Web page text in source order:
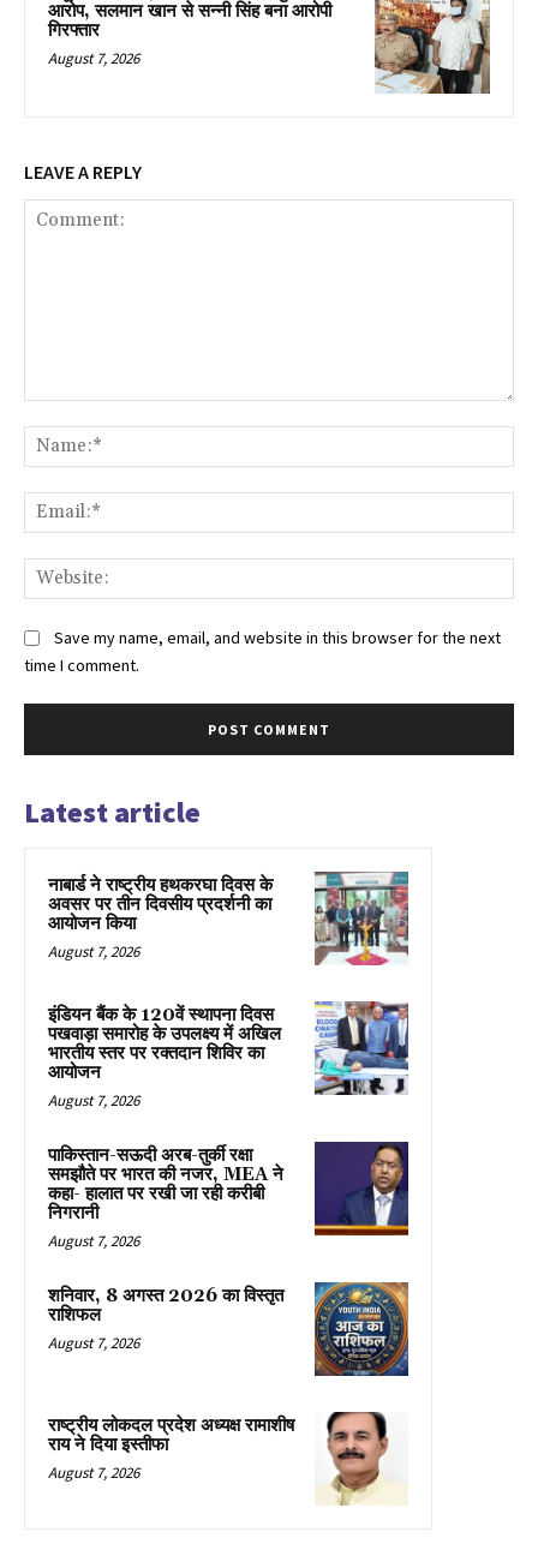
आरोप, सलमान खान से सन्नी सिंह बना आरोपी
गिरफ्तार
August 7, 2026
LEAVE A REPLY
Save my name, email, and website in this browser for the next
time I comment.
Latest article
नाबार्ड ने राष्ट्रीय हथकरघा दिवस के
अवसर पर तीन दिवसीय प्रदर्शनी का
आयोजन किया
August 7, 2026
इंडियन बैंक के 120वें स्थापना दिवस
पखवाड़ा समारोह के उपलक्ष्य में अखिल
भारतीय स्तर पर रक्तदान शिविर का
आयोजन
August 7, 2026
पाकिस्तान-सऊदी अरब-तुर्की रक्षा
समझौते पर भारत की नजर, MEA ने
कहा- हालात पर रखी जा रही करीबी
निगरानी
August 7, 2026
शनिवार, 8 अगस्त 2026 का विस्तृत
राशिफल
August 7, 2026
राष्ट्रीय लोकदल प्रदेश अध्यक्ष रामाशीष
राय ने दिया इस्तीफा
August 7, 2026